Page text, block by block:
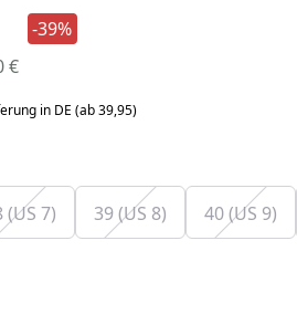
€
-39%
in DE (ab 39,95)
(US 7) 39 (US 8) 40 (US 9)